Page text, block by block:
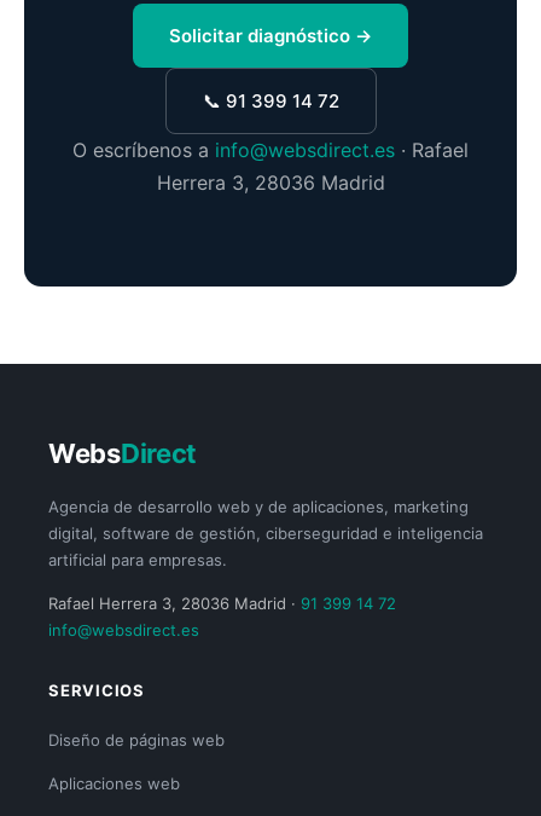
Solicitar diagnóstico →
📞 91 399 14 72
O escríbenos a info@websdirect.es · Rafael
Herrera 3, 28036 Madrid
WebsDirect
Agencia de desarrollo web y de aplicaciones, marketing
digital, software de gestión, ciberseguridad e inteligencia
artificial para empresas.
Rafael Herrera 3, 28036 Madrid · 91 399 14 72
info@websdirect.es
SERVICIOS
Diseño de páginas web
Aplicaciones web